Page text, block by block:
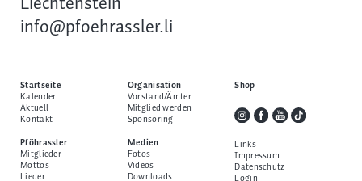
info@pfoehrassler.li
Startseite
Kalender
Aktuell
Kontakt
Pföhrassler
Mitglieder
Mottos
Lieder
Organisation
Vorstand/Ämter
Mitglied werden
Sponsoring
Medien
Fotos
Videos
Downloads
Shop
Links
Impressum
Datenschutz